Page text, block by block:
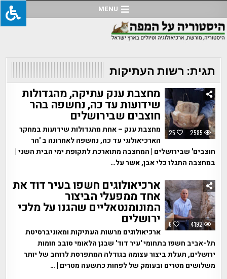
to
content
MENU
תגית: רשות העתיקות
25 2585
מחצבת ענק עתיקה, מהגדולות
שידועות עד כה, נחשפה בהר
חוצבים שבירושלים
מחצבת ענק – אחת מהגדולות שידועות במחקר
הארכיאולוגי עד כה, נחשפה לאחרונה ב 'הר
חוצבים' שבירושלים | המחצבה מתוארכת לתקופת ימי הבית השני |
במחצבה התגלו כלי אבן, אשר על…
6 4192
ארכיאולוגים חשפו בעיר דוד את
אחד ממפעלי הביצור
המונומנטאליים שהגנו על מלכי
ירושלים
ארכיאולוגים מרשות העתיקות ומאוניברסיטת
תל-אביב חשפו בתחומי 'עיר דוד' שבגן הלאומי סובב חומות
ירושלים, תעלת ביצור עצומה בגודלה המתפרסת לרוחב של יותר
משלושים מטרים ובעומק של לפחות כתשעה מטרים | …